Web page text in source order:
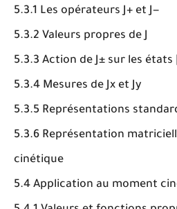
5.3.1 Les opérateurs J+ et J−
5.3.2 Valeurs propres de J
5.3.3 Action de J± sur les états
5.3.4 Mesures de Jx et Jy
5.3.5 Représentations
5.3.6 Représentation
cinétique
5.4 Application au moment